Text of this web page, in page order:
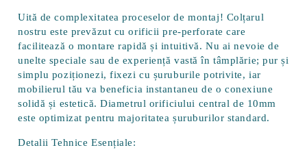
Uită de complexitatea proceselor de montaj! Colțarul
nostru este prevăzut cuorificii pre-perforate care
facilitează o montare rapidă și intuitivă. Nu ai nevoie de
unelte speciale sau de experiență vastă în tâmplărie; pur și
simplu poziționezi, fixezi cu șuruburile potrivite, iar
mobilierul tău va beneficia instantaneu de o conexiune
solidă și estetică. Diametrul orificiului central de 10mm
este optimizat pentru majoritatea șuruburilor standard.
Detalii Tehnice Esențiale: